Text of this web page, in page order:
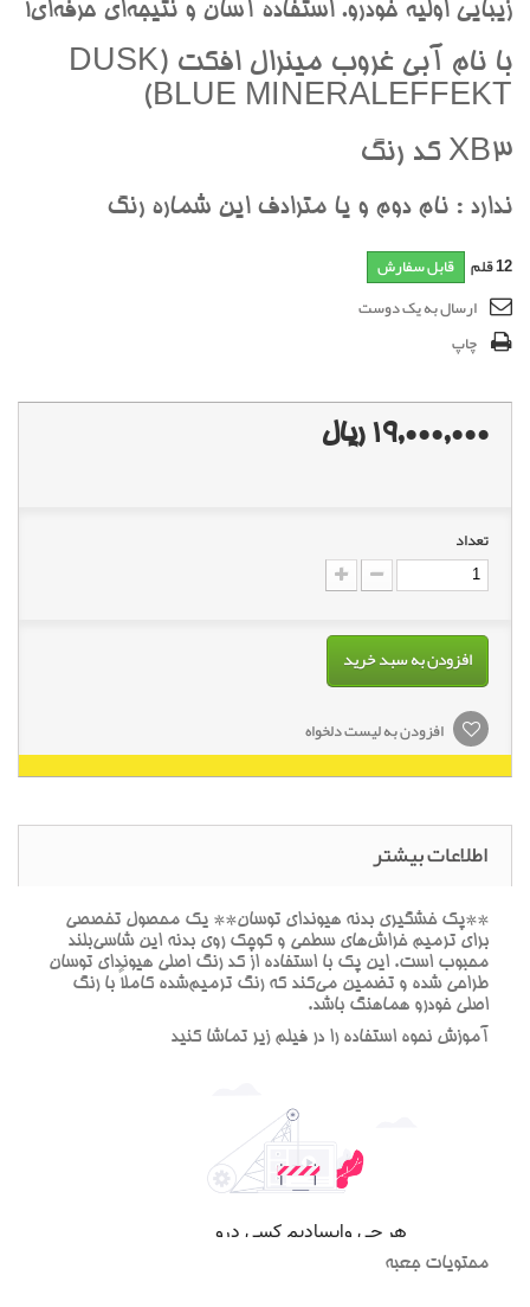
زيبايي اوليه خودرو. استفاده آسان و نتيجه‌اي حرفه‌اي!
با نام آبي غروب مينرال افکت (DUSK
BLUE MINERALEFFEKT)
XB3 کد رنگ
ندارد : نام دوم و يا مترادف اين شماره رنگ
12قلم قابل سفارش
ارسال به یک دوست
چاپ
19,000,000 ریال
تعداد
افزودن به سبد خرید
افزودن به لیست دلخواه
اطلاعات بیشتر
**پک خشگيري بدنه هيونداي توسان** يک محصول تخصصي
براي ترميم خراش‌هاي سطحي و کوچک روي بدنه اين شاسي‌بلند
محبوب است. اين پک با استفاده از کد رنگ اصلي هيونداي توسان
طراحي شده و تضمين مي‌کند که رنگ ترميم‌شده کاملاً با رنگ
اصلي خودرو هماهنگ باشد.
آموزش نحوه استفاده را در فيلم زير تماشا کنيد
محتويات جعبه